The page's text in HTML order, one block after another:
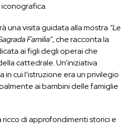
una visita guidata alla mostra “Le
Familia”, che racconta la
ai figli degli operai che
cattedrale. Un’iniziativa
in cui l’istruzione era un privilegio
ai bambini delle famiglie
ricco di approfondimenti storici e